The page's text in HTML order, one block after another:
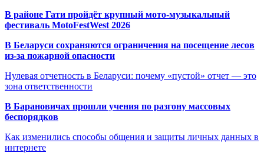
В районе Гати пройдёт крупный мото-музыкальный
фестиваль MotoFestWest 2026
В Беларуси сохраняются ограничения на посещение лесов
из-за пожарной опасности
Нулевая отчетность в Беларуси: почему «пустой» отчет — это
зона ответственности
В Барановичах прошли учения по разгону массовых
беспорядков
Как изменились способы общения и защиты личных данных в
интернете